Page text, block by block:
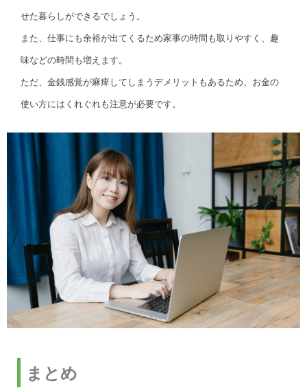
せた暮らしができるでしょう。
また、仕事にも余裕が出てくるため家事の時間も取りやすく、趣
味などの時間も増えます。
ただ、金銭感覚が麻痺してしまうデメリットもあるため、お金の
使い方にはくれぐれも注意が必要です。
まとめ